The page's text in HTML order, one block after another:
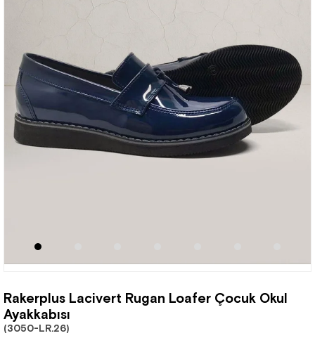
Rakerplus Lacivert Rugan Loafer Çocuk Okul
Ayakkabısı
(3050-LR.26)